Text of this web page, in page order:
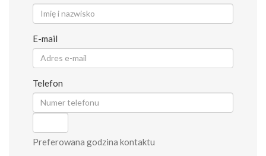
E-mail
Telefon
Preferowana godzina kontaktu